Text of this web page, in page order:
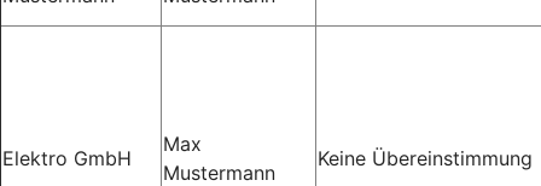
Elektro GmbH
Max
Mustermann
Keine Übereinstimmung